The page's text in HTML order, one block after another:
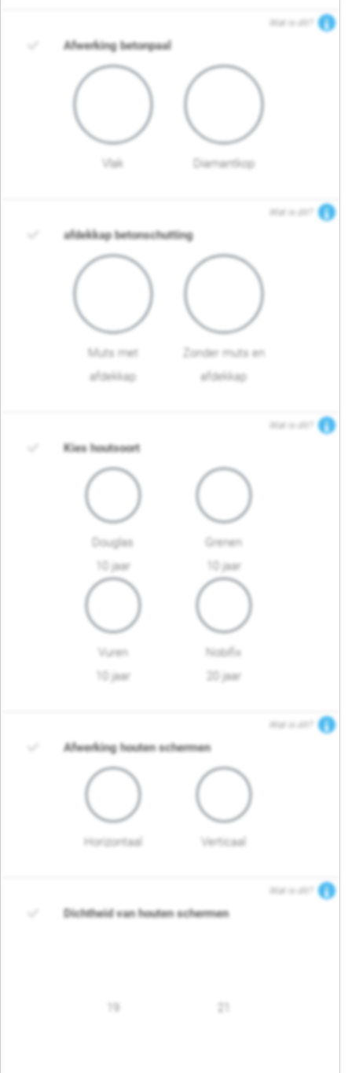
Wat is dit?
Afwerking betonpaal
Vlak Diamantkop
Wat is dit?
afdekkap betonschutting
Muts met
afdekkap
Zonder muts en
afdekkap
Wat is dit?
Kies houtsoort
Douglas
10 jaar
Grenen
10 jaar
Vuren
10 jaar
Nobifix
20 jaar
Wat is dit?
Afwerking houten schermen
Horizontaal Verticaal
Wat is dit?
Dichtheid van houten schermen
19